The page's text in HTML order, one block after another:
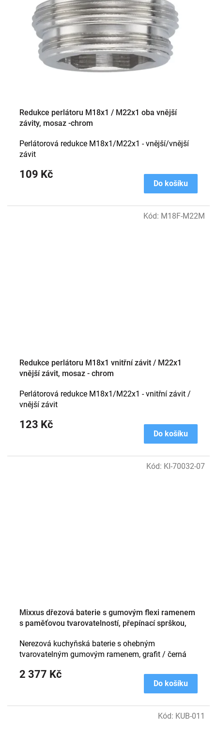
Redukce perlátoru M18x1 / M22x1 oba vnější
závity, mosaz -chrom
109 Kč
Do košíku
Perlátorová redukce M18x1/M22x1 - vnější/vnější
závit
Redukce perlátoru M18x1 vnitřní závit / M22x1
vnější závit, mosaz - chrom
123 Kč
Do košíku
Perlátorová redukce M18x1/M22x1 - vnitřní závit /
vnější závit
Kód: M18F-M22M
Mixxus dřezová baterie s gumovým flexi ramenem
s paměťovou tvarovatelností, přepínací sprškou,
2 377 Kč
Do košíku
Nerezová kuchyňská baterie s ohebným
tvarovatelným gumovým ramenem, grafit / černá
Kód: KI-70032-07
Kód: KUB-011